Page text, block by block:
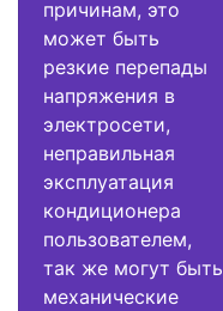
причинам, это
может быть
резкие перепады
напряжения в
электросети,
неправильная
эксплуатация
кондиционера
пользователем,
так же могут быть
механические